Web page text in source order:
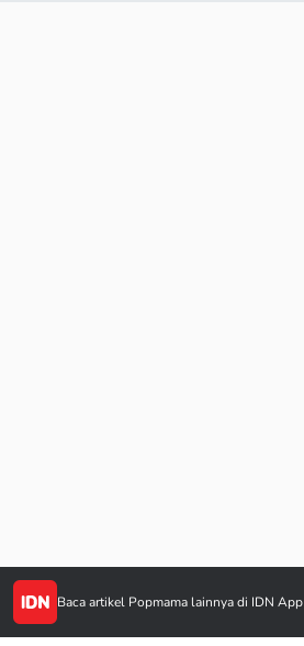
Baca artikel Popmama lainnya di IDN App